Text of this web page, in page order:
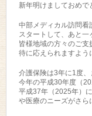
新年明けましておめで
中部メディカル訪問
スタートして、あと一
皆様地域の方々のご支
待に応えられますよう
介護保険は3年に1度、
今年の平成30年度（
平成37年（2025年）
や医療のニーズがさら